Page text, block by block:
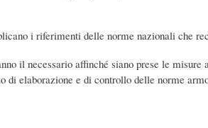
i riferimenti delle norme nazionali che
il necessario affinché siano prese le
di elaborazione e di controllo delle norme